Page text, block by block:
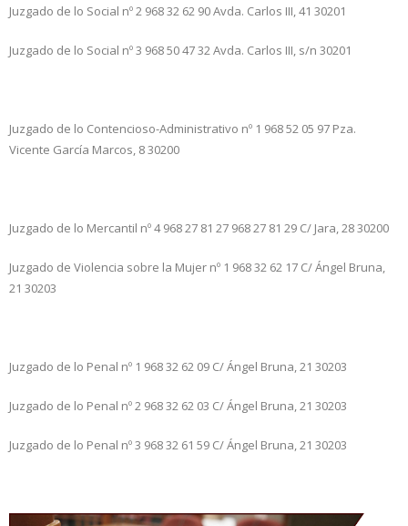
Juzgado de lo Social nº 2 968 32 62 90Avda. Carlos III, 41 30201
Juzgado de lo Social nº 3 968 50 47 32Avda. Carlos III, s/n 30201
Juzgado de lo Contencioso-Administrativo nº 1 968 52 05 97 Pza.
Vicente García Marcos, 830200
Juzgado de lo Mercantil nº 4 968 27 81 27 968 27 81 29 C/ Jara, 2830200
Juzgado de Violencia sobre la Mujer nº 1 968 32 62 17 C/ Ángel Bruna,
21 30203
Juzgado de lo Penal nº 1 968 32 62 09 C/ Ángel Bruna, 21 30203
Juzgado de lo Penal nº 2 968 32 62 03 C/ Ángel Bruna, 21 30203
Juzgado de lo Penal nº 3 968 32 61 59 C/ Ángel Bruna, 21 30203